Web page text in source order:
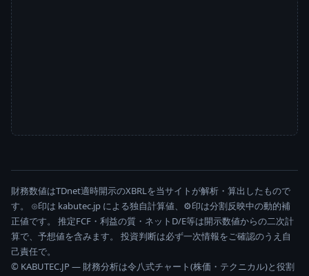
財務数値はTDnet適時開示のXBRLを当サイトが解析・算出したもので
す。 ⊙印は kabutec.jp による独自計算値、⚙印は分割反映中の動的補
正値です。 推定FCF・利益の質・ネットD/E等は開示数値からの二次計
算で、予想値を含みます。 投資判断は必ず一次情報をご確認のうえ自
己責任で。
© KABUTEC.JP — 財務分析は令八式チャート(株価・テクニカル)と役割